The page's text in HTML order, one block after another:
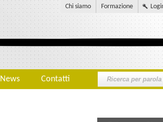
Chi siamo Formazione
News Contatti